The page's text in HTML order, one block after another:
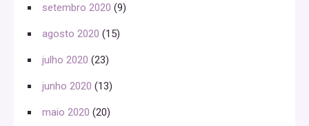
setembro 2020 (9)
agosto 2020 (15)
julho 2020 (23)
junho 2020 (13)
maio 2020 (20)